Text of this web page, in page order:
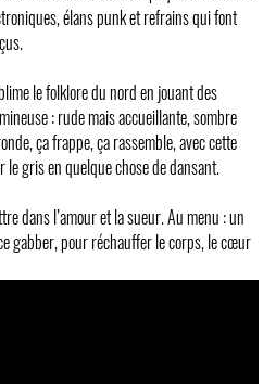
élans punk et refrains qui font
le folklore du nord en jouant des
: rude mais accueillante, sombre
ça frappe, ça rassemble, avec cette
gris en quelque chose de dansant.
dans l’amour et la sueur. Au menu : un
gabber, pour réchauffer le corps, le cœur